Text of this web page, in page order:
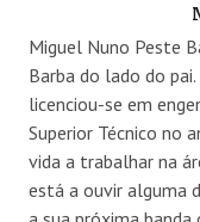
Miguel Nuno Peste
Barba do lado do
licenciou-se em
Superior Técnico no
vida a trabalhar na
está a ouvir alguma